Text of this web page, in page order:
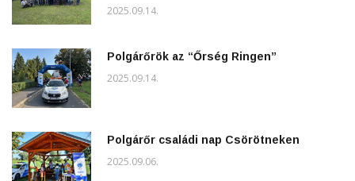
2025.09.14.
Polgárőrök az “Őrség Ringen”
2025.09.14.
Polgárőr családi nap Csörötneken
2025.09.06.